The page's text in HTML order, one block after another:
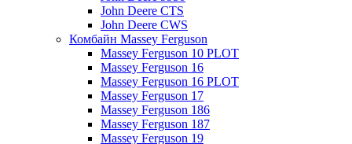
John Deere CTS
John Deere CWS
Комбайн Massey Ferguson
Massey Ferguson 10 PLOT
Massey Ferguson 16
Massey Ferguson 16 PLOT
Massey Ferguson 17
Massey Ferguson 186
Massey Ferguson 187
Massey Ferguson 19